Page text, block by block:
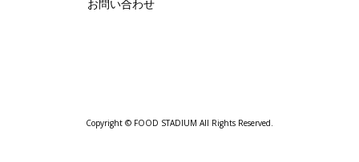
お問い合わせ
Copyright © FOOD STADIUM All Rights Reserved.